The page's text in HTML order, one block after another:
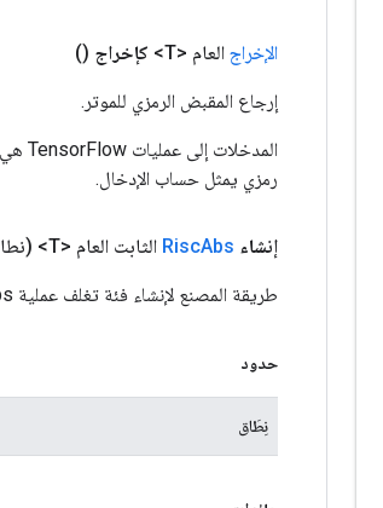
الإخراج العام <T> كإخراج ()
إرجاع المقبض الرمزي للموتر.
رمزي يمثل حساب الإدخال.
إنشاء RiscAbs الثابت العام <T>
طريقة المصنع لإنشاء فئة تغلف عملية RiscAbs جديدة.
حدود
نِطَاق